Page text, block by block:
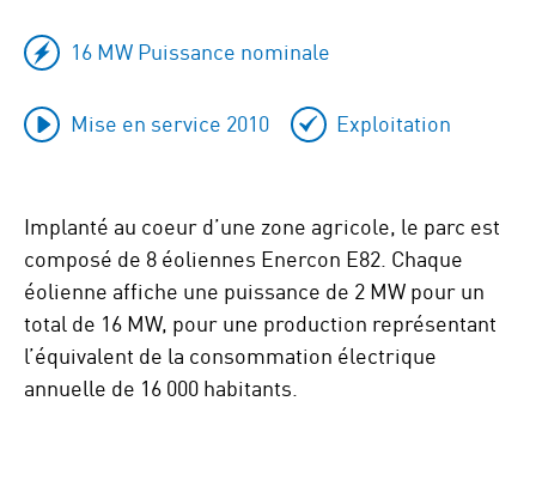
16 MW Puissance nominale
Mise en service 2010 Exploitation
Implanté au coeur d’une zone agricole, le parc est
composé de 8 éoliennes Enercon E82. Chaque
éolienne affiche une puissance de 2 MW pour un
total de 16 MW, pour une production représentant
l’équivalent de la consommation électrique
annuelle de 16 000 habitants.